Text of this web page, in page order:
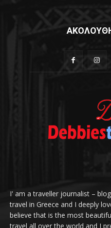
I' am a traveller journalist –
travel in Greece and I deeply
believe that is the most
travel all over the world and I